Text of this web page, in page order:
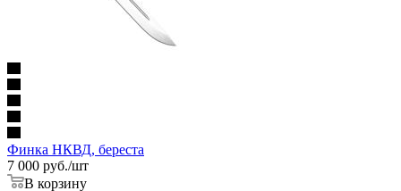
Финка НКВД, береста
7 000 руб./шт
В корзину